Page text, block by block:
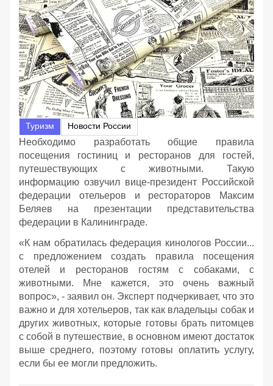
Туризм Новости России
Необходимо разработать общие правила
посещения гостиниц и ресторанов для гостей,
путешествующих с животными. Такую
информацию озвучил вице-президент Российской
федерации отельеров и рестораторов Максим
Беляев на презентации представительства
федерации в Калининграде.
«К нам обратилась федерация кинологов России...
с предложением создать правила посещения
отелей и ресторанов гостям с собаками, с
животными. Мне кажется, это очень важный
вопрос», - заявил он. Эксперт подчеркивает, что это
важно и для хотельеров, так как владельцы собак и
других животных, которые готовы брать питомцев
с собой в путешествие, в основном имеют достаток
выше среднего, поэтому готовы оплатить услугу,
если бы ее могли предложить.